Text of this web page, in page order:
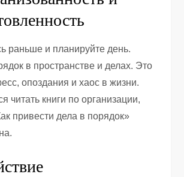
раньше и планируйте день.
в пространстве и делах. Это
опоздания и хаос в жизни.
читать книги по организации,
привести дела в порядок»